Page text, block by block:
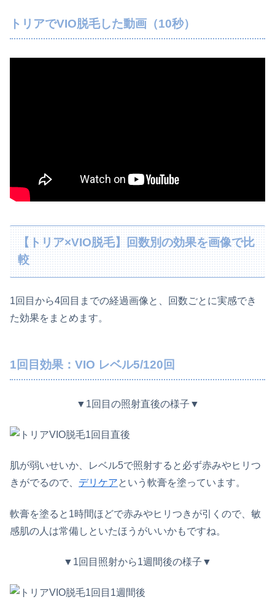
トリアでVIO脱毛した動画（10秒）
【トリア×VIO脱毛】回数別の効果を画像で比
較
1回目から4回目までの経過画像と、回数ごとに実感でき
た効果をまとめます。
1回目効果：VIO レベル5/120回
▼1回目の照射直後の様子▼
肌が弱いせいか、レベル5で照射すると必ず赤みやヒリつ
きがでるので、 デリケアという軟膏を塗っています。
軟膏を塗ると1時間ほどで赤みやヒリつきが引くので、敏
感肌の人は常備しといたほうがいいかもですね。
▼1回目照射から1週間後の様子▼